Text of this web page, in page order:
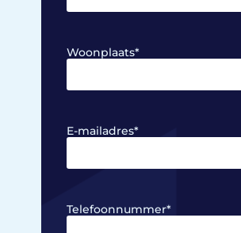
Woonplaats*
E-mailadres*
Telefoonnummer*